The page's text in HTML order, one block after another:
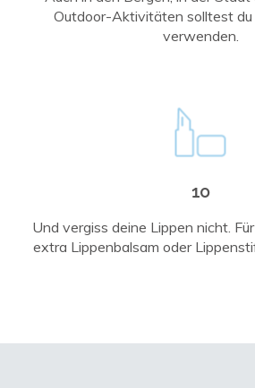
Outdoor-Aktivitäten solltest du
verwenden.
10
Und vergiss deine Lippen nicht.
extra Lippenbalsam oder